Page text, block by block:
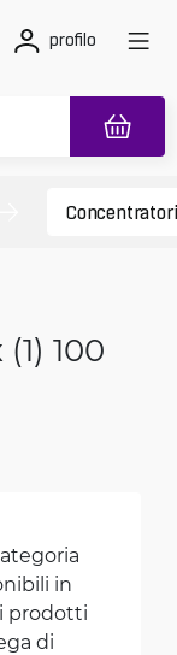
profilo
100
in
prodotti
di